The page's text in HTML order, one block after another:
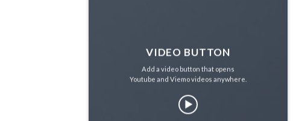
VIDEO BUTTON
Add a video button that opens
Youtube and Viemo videos anywhere.